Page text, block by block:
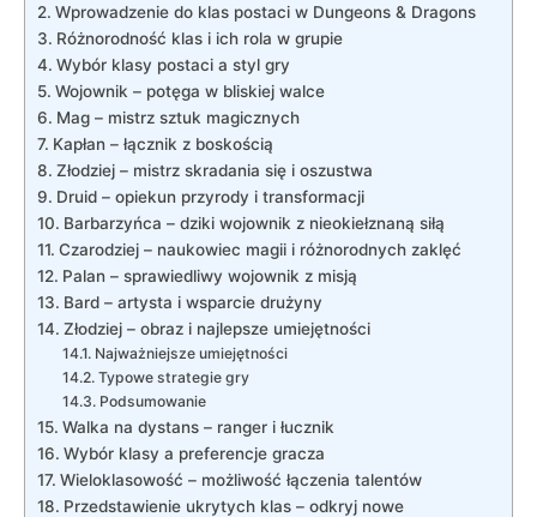
Wprowadzenie do klas postaci w Dungeons & Dragons
Różnorodność klas i ich rola w grupie
Wybór klasy postaci a styl gry
Wojownik – potęga w bliskiej walce
Mag – mistrz sztuk magicznych
Kapłan – łącznik z boskością
Złodziej – mistrz skradania się i oszustwa
Druid – opiekun przyrody i transformacji
Barbarzyńca – dziki wojownik z nieokiełznaną siłą
Czarodziej – naukowiec magii i różnorodnych zaklęć
Palan – sprawiedliwy wojownik z misją
Bard – artysta i wsparcie drużyny
Złodziej – obraz i najlepsze umiejętności
Najważniejsze umiejętności
Typowe strategie gry
Podsumowanie
Walka na dystans – ranger i łucznik
Wybór klasy a preferencje gracza
Wieloklasowość – możliwość łączenia talentów
Przedstawienie ukrytych klas – odkryj nowe